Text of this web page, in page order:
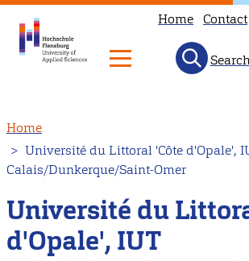
to
main
content
Home Contact
Home
Université du Littoral 'Côte d'Opale',
Calais/Dunkerque/Saint-Omer
Université du
d'Opale', IUT